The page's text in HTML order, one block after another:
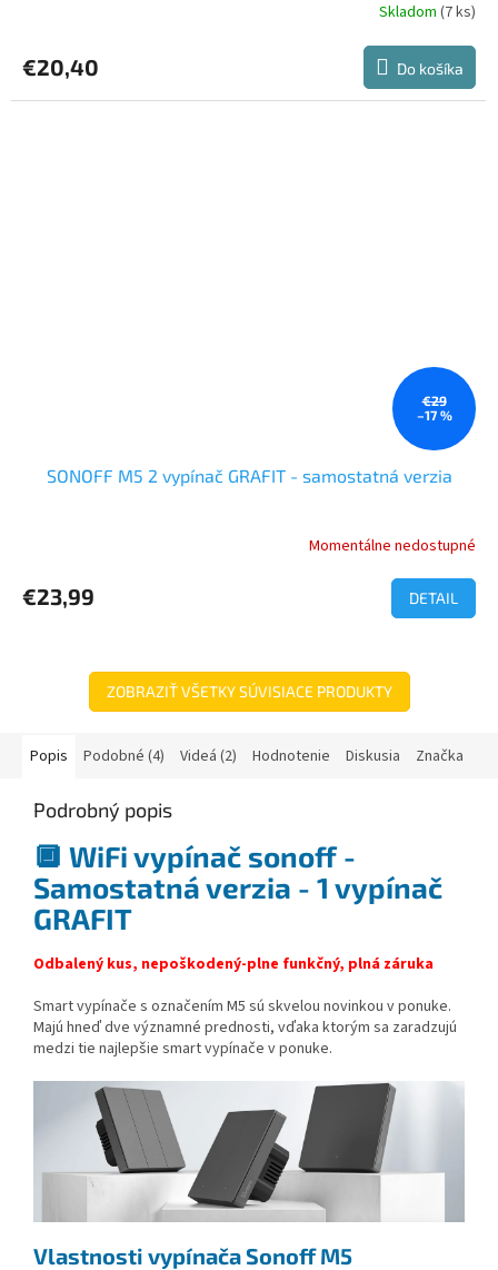
produktu
je
5,0
Skladom(7 ks)
€20,40 Do košíka
€29
–17 %
SONOFF M5 2 vypínač GRAFIT - samostatná verzia
Momentálne nedostupné
€23,99 DETAIL
ZOBRAZIŤ VŠETKY SÚVISIACE PRODUKTY
Popis Podobné (4) Videá (2) Hodnotenie Diskusia Značka
Podrobný popis
🔲 WiFi vypínač sonoff -
Samostatná verzia - 1 vypínač
GRAFIT
Odbalený kus, nepoškodený-plne funkčný, plná záruka
Smart vypínače s označením M5 sú skvelou novinkou v ponuke.
Majú hneď dve významné prednosti, vďaka ktorým sa zaradzujú
medzi tie najlepšie smart vypínače v ponuke.
Vlastnosti vypínača Sonoff M5